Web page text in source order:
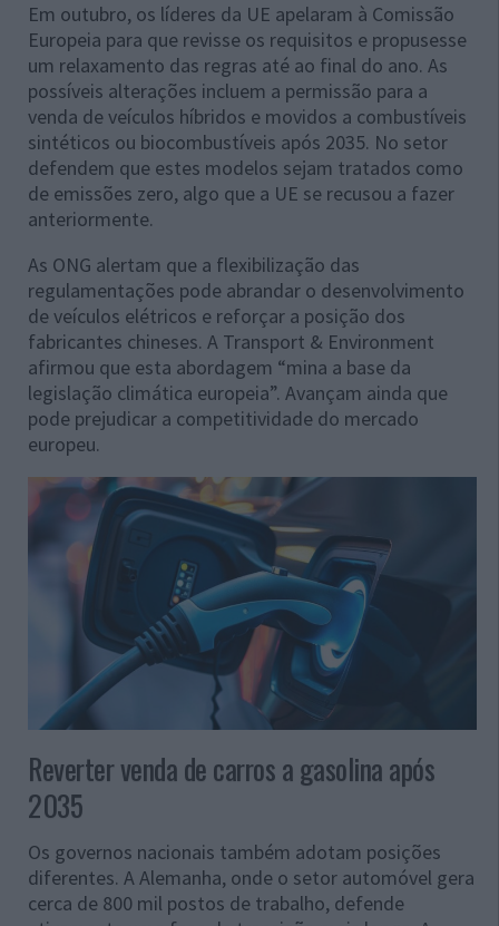
Em outubro, os líderes da UE apelaram à Comissão
Europeia para que revisse os requisitos e propusesse
um relaxamento das regras até ao final do ano. As
possíveis alterações incluem a permissão para a
venda de veículos híbridos e movidos a combustíveis
sintéticos ou biocombustíveis após 2035. No setor
defendem que estes modelos sejam tratados como
de emissões zero, algo que a UE se recusou a fazer
anteriormente.
As ONG alertam que a flexibilização das
regulamentações pode abrandar o desenvolvimento
de veículos elétricos e reforçar a posição dos
fabricantes chineses. A Transport & Environment
afirmou que esta abordagem “mina a base da
legislação climática europeia”. Avançam ainda que
pode prejudicar a competitividade do mercado
europeu.
Reverter venda de carros a gasolina após
2035
Os governos nacionais também adotam posições
diferentes. A Alemanha, onde o setor automóvel gera
cerca de 800 mil postos de trabalho, defende